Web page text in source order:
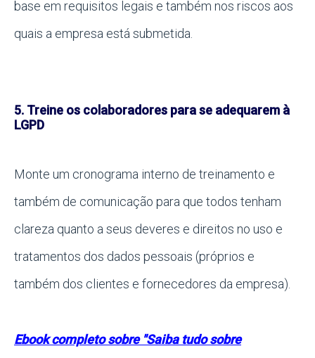
base em requisitos legais e também nos riscos aos
quais a empresa está submetida.
5. Treine os colaboradores para se adequarem à
LGPD
Monte um cronograma interno de treinamento e
também de comunicação para que todos tenham
clareza quanto a seus deveres e direitos no uso e
tratamentos dos dados pessoais (próprios e
também dos clientes e fornecedores da empresa).
Ebook completo sobre "Saiba tudo sobre